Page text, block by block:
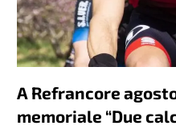
A Refrancore
memoriale “Due